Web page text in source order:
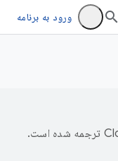
ورود به برنامه
ترجمه شده است.